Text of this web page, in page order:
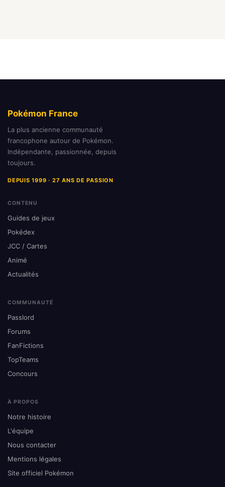
Pokémon France
La plus ancienne communauté
francophone autour de Pokémon.
Indépendante, passionnée, depuis
toujours.
DEPUIS 1999 · 27 ANS DE PASSION
CONTENU
Guides de jeux
Pokédex
JCC / Cartes
Animé
Actualités
COMMUNAUTÉ
Passlord
Forums
FanFictions
TopTeams
Concours
À PROPOS
Notre histoire
L'équipe
Nous contacter
Mentions légales
Site officiel Pokémon